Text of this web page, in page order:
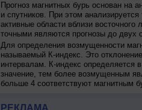
Прогноз магнитных бурь основан на
и спутников. При этом
активные области вблизи
точными являются прогнозы до двух
Для определения возмущенности
называемый К-индекс. Это
интервалам. К-индекс определяется
значение, тем более возмущенным
больше 4 соответствуют магнитным
РЕКЛАМА